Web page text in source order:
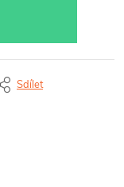
Sdílet